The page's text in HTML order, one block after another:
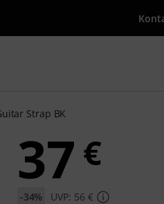
mit Suchwort {searchTerm}
Strap BK
37 €
-34%
UVP: 56 €